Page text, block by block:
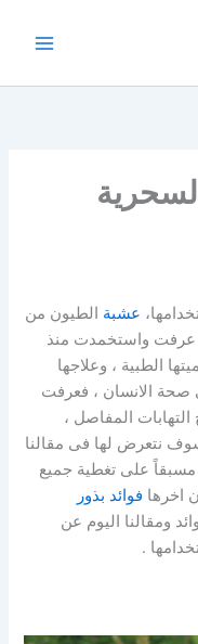
عشبة الطيون من
عرفت واستخمدت منذ
الطبية ، وعلاجها
صحة الانسان ، فعرفت
المفاصل ،
سوف نتعرض لها فى مقالنا
مسبقاً على تغطية جميع
اخرها فوائد بذور
ومقالنا اليوم عن
.